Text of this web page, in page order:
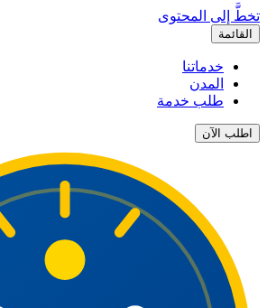
تخطَّ إلى المحتوى
القائمة
خدماتنا
المدن
طلب خدمة
اطلب الآن